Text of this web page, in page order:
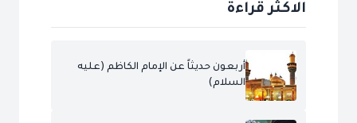
الاكثر قراءة
أربعون حديثاً عن الإمام الكاظم (عليه
السلام)